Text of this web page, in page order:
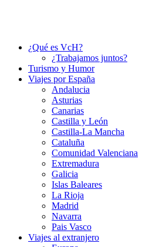
¿Qué es VcH?
¿Trabajamos juntos?
Turismo y Humor
Viajes por España
Andalucia
Asturias
Canarias
Castilla y León
Castilla-La Mancha
Cataluña
Comunidad Valenciana
Extremadura
Galicia
Islas Baleares
La Rioja
Madrid
Navarra
Pais Vasco
Viajes al extranjero